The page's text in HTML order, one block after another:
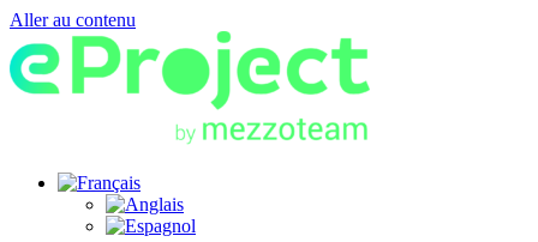
Aller au contenu